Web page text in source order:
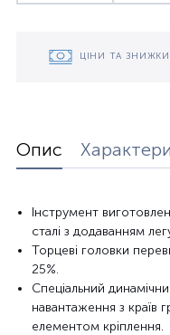
ЦІНИ ТА ЗНИЖКИ
Опис
Інструмент
сталі з додаванням
Торцеві головки
25%.
Спеціальний
навантаження з країв
елементом кріплення.